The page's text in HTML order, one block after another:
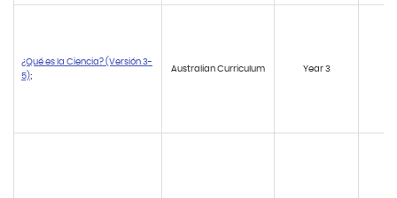
¿Qué es la Ciencia? (Versión 3-
5);
Australian Curriculum Year 3